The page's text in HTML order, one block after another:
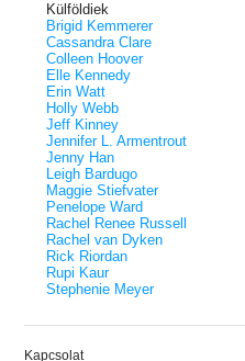
Külföldiek
Brigid Kemmerer
Cassandra Clare
Colleen Hoover
Elle Kennedy
Erin Watt
Holly Webb
Jeff Kinney
Jennifer L. Armentrout
Jenny Han
Leigh Bardugo
Maggie Stiefvater
Penelope Ward
Rachel Renee Russell
Rachel van Dyken
Rick Riordan
Rupi Kaur
Stephenie Meyer
Kapcsolat